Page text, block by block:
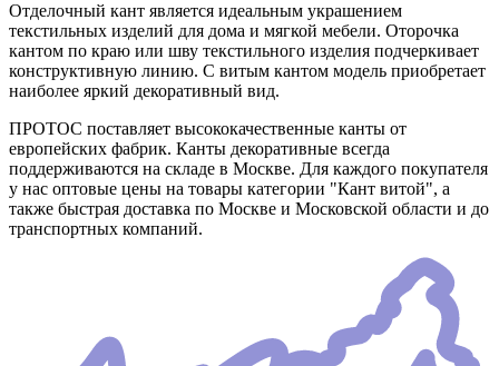
Отделочный кант является идеальным украшением
текстильных изделий для дома и мягкой мебели. Оторочка
кантом по краю или шву текстильного изделия подчеркивает
конструктивную линию. С витым кантом модель приобретает
наиболее яркий декоративный вид.
ПРОТОС поставляет высококачественные канты от
европейских фабрик. Канты декоративные всегда
поддерживаются на складе в Москве. Для каждого покупателя
у нас оптовые цены на товары категории "Кант витой", а
также быстрая доставка по Москве и Московской области и до
транспортных компаний.